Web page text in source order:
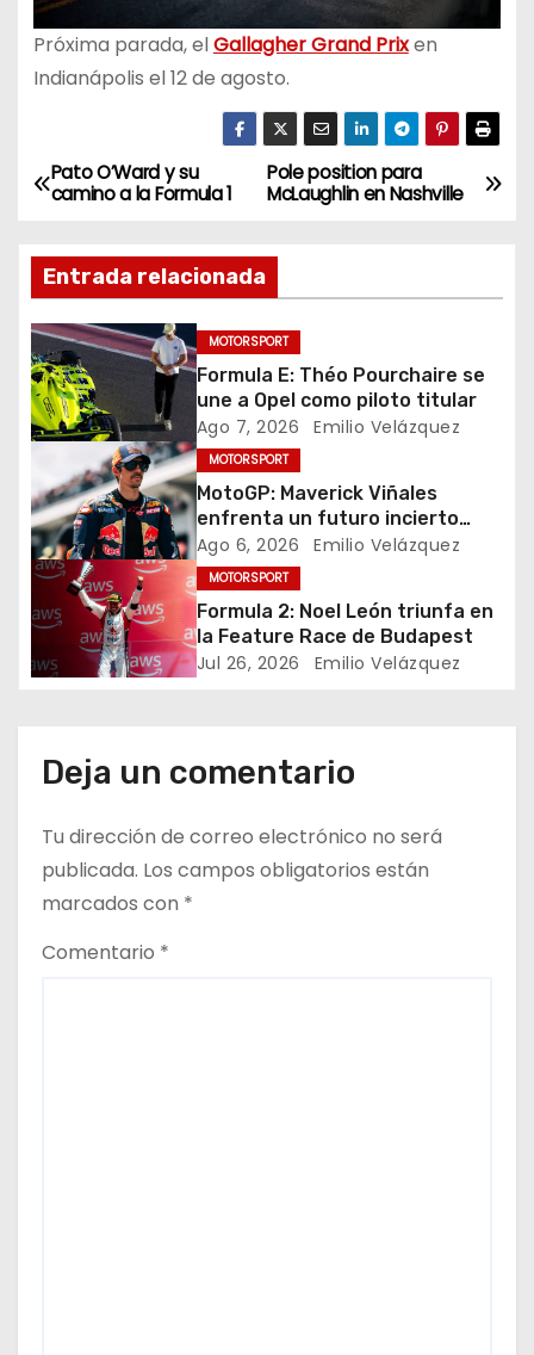
Próxima parada, elGallagher Grand Prixen
Indianápolis el 12 de agosto.
N
v
e
g
a
c
i
ó
n
d
e
n
t
r
Pole position para
McLaughlin en Nashville
Pato O’Ward y su
camino a la Formula 1
Entrada relacionada
MOTORSPORT
Formula E: Théo Pourchaire se
une a Opel como piloto titular
Ago 7, 2026 Emilio Velázquez
MOTORSPORT
MotoGP: Maverick Viñales
enfrenta un futuro incierto
tras resultados
decepcionantes
Ago 6, 2026 Emilio Velázquez
MOTORSPORT
Formula 2: Noel León triunfa en
la Feature Race de Budapest
Jul 26, 2026 Emilio Velázquez
Deja un comentario
Tu dirección de correo electrónico no será
publicada. Los campos obligatorios están
marcados con *
Comentario *